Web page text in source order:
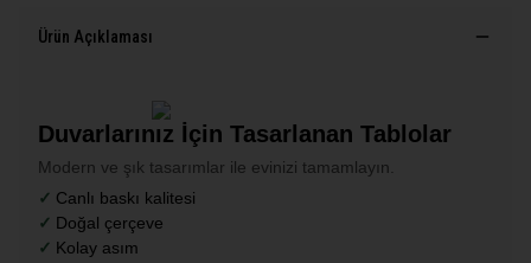
Ürün Açıklaması
Duvarlarınız İçin Tasarlanan Tablolar
Modern ve şık tasarımlar ile evinizi tamamlayın.
Canlı baskı kalitesi
Doğal çerçeve
Kolay asım